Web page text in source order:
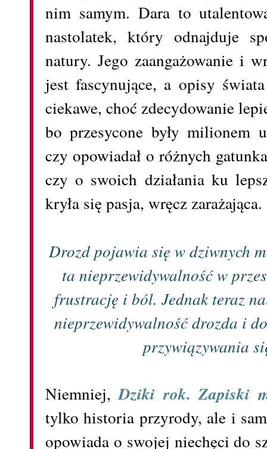
nim samym. Dara to
nastolatek, który odnajduje
natury. Jego zaangażowanie i
jest fascynujące, a opisy
ciekawe, choć zdecydowanie
bo przesycone były milionem
czy opowiadał o różnych
czy o swoich działania ku
kryła się pasja, wręcz zarażająca.
Drozd pojawia się w dziwnych
ta nieprzewidywalność w
frustrację i ból. Jednak teraz
nieprzewidywalność drozda i
przywiązywania
Niemniej,Dziki rok. Zapiski
tylko historia przyrody, ale i
opowiada o swojej niechęci do